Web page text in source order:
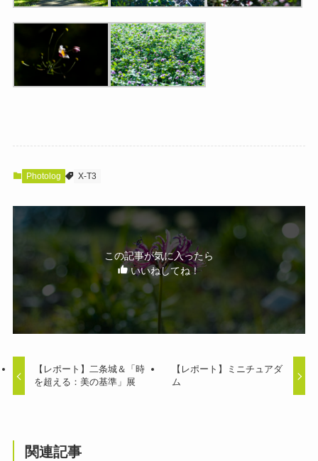
Photolog X-T3
この記事が気に入ったら
いいねしてね！
【レポート】二条城＆「時
を超える：美の基準」展
【レポート】ミニチュアダ
ム
関連記事